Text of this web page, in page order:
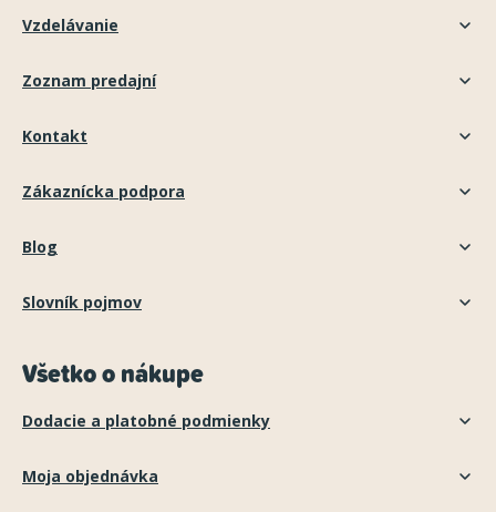
Vzdelávanie
Zoznam predajní
Kontakt
Zákaznícka podpora
Blog
Slovník pojmov
Všetko o nákupe
Dodacie a platobné podmienky
Moja objednávka